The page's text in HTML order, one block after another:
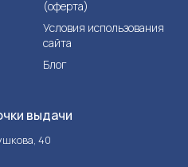
(оферта)
Условия использования
сайта
Блог
выдачи
40